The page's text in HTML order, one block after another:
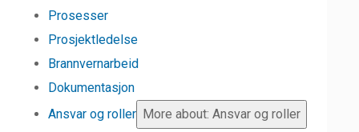
Prosesser
Prosjektledelse
Brannvernarbeid
Dokumentasjon
Ansvar og roller More about: Ansvar og roller